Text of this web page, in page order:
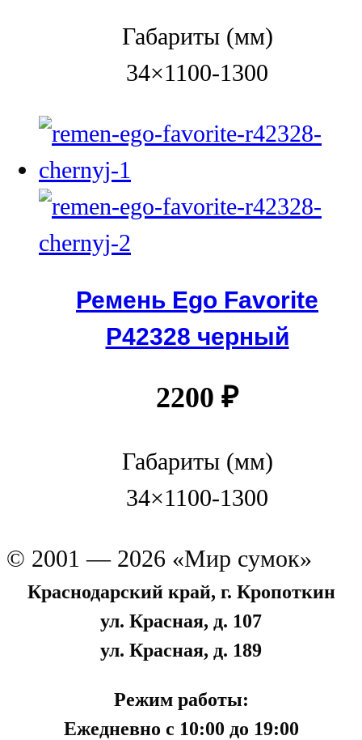
Габариты (мм)
34×1100-1300
Ремень Ego Favorite
Р42328 черный
2200 ₽
Габариты (мм)
34×1100-1300
© 2001 — 2026 «Мир сумок»
Краснодарский край, г. Кропоткин
ул. Красная, д. 107
ул. Красная, д. 189
Режим работы:
Ежедневно с 10:00 до 19:00